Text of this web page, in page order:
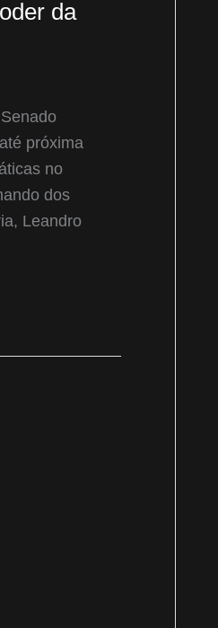
da
próxima
no
dos
Leandro